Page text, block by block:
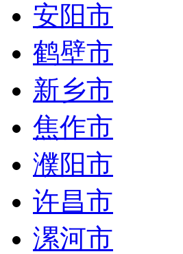
安阳市
鹤壁市
新乡市
焦作市
濮阳市
许昌市
漯河市